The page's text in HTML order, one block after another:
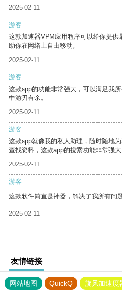
2025-02-11
游客
这款加速器VPM应用程序可以给你提供
助你在网络上自由移动。
2025-02-11
游客
这款app的功能非常强大，可以满足我
中游刃有余。
2025-02-11
游客
这款app就像我的私人助理，随时随地
查找资料，这款app的搜索功能非常强
2025-02-11
游客
这款软件简直是神器，解决了我所有问题
2025-02-11
友情链接
网站地图 QuickQ 旋风加速度